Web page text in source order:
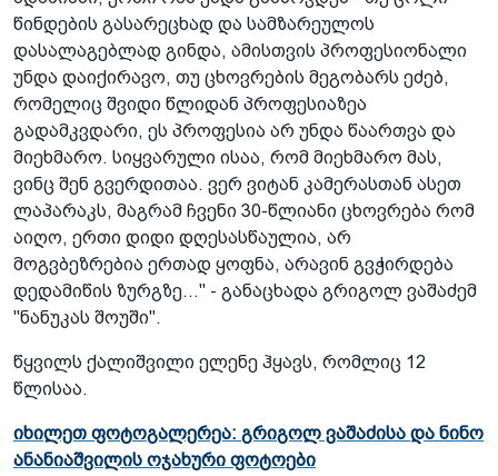
წინდების გასარეცხად და სამზარეულოს
დასალაგებლად გინდა, ამისთვის პროფესიონალი
უნდა დაიქირავო, თუ ცხოვრების მეგობარს ეძებ,
რომელიც შვიდი წლიდან პროფესიაზეა
გადამკვდარი, ეს პროფესია არ უნდა წაართვა და
მიეხმარო. სიყვარული ისაა, რომ მიეხმარო მას,
ვინც შენ გვერდითაა. ვერ ვიტან კამერასთან ასეთ
ლაპარაკს, მაგრამ ჩვენი 30-წლიანი ცხოვრება რომ
აიღო, ერთი დიდი დღესასწაულია, არ
მოგვბეზრებია ერთად ყოფნა, არავინ გვჭირდება
დედამიწის ზურგზე…" - განაცხადა გრიგოლ ვაშაძემ
"ნანუკას შოუში".
წყვილს ქალიშვილი ელენე ჰყავს, რომლიც 12
წლისაა.
იხილეთ ფოტოგალერეა: გრიგოლ ვაშაძისა და ნინო
ანანიაშვილის ოჯახური ფოტოები